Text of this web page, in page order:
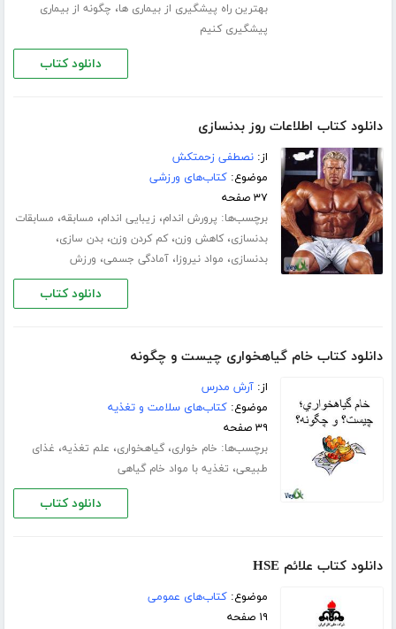
بهترین راه پیشگیری از بیماری ها، چگونه از بیماری
پیشگیری کنیم
دانلود کتاب
دانلود کتاب اطلاعات روز بدنسازی
از:نصطفی زحمتکش
موضوع:کتاب‌های ورزشی
۳۷ صفحه
برچسب‌ها: پرورش اندام، زیبایی اندام، مسابقه، مسابقات
بدنسازی،کاهش وزن،کم کردن وزن،بدن سازی،
بدنسازی، مواد نیروزا،آمادگی جسمی، ورزش
دانلود کتاب
دانلود کتاب خام گیاهخواری چیست و چگونه
از:آرش مدرس
موضوع:کتاب‌های سلامت و تغذیه
۳۹ صفحه
برچسب‌ها: خام خواری،گیاهخواری، علم تغذیه، غذای
طبیعی، تغذیه با مواد خام گیاهی
دانلود کتاب
دانلود کتاب علائم HSE
موضوع:کتاب‌های عمومی
۱۹ صفحه